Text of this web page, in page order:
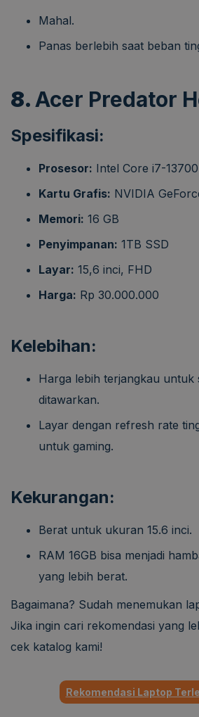
Mahal.
Panas berlebih saat beban
8. Acer Predator
Spesifikasi:
Prosesor: Intel Core i7-
Kartu Grafis: NVIDIA
Memori: 16 GB
Penyimpanan: 1TB SSD
Layar: 15,6 inci, FHD
Harga: Rp 30.000.000
Kelebihan:
Harga lebih terjangkau untuk
ditawarkan.
Layar dengan refresh rate
untuk gaming.
Kekurangan:
Berat untuk ukuran 15.6 inci.
RAM 16GB bisa menjadi
yang lebih berat.
Bagaimana? Sudah menemukan
Jika ingin cari rekomendasi yang
cek katalog kami!
Rekomendasi Laptop